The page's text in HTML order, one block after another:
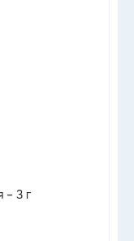
– 3 г